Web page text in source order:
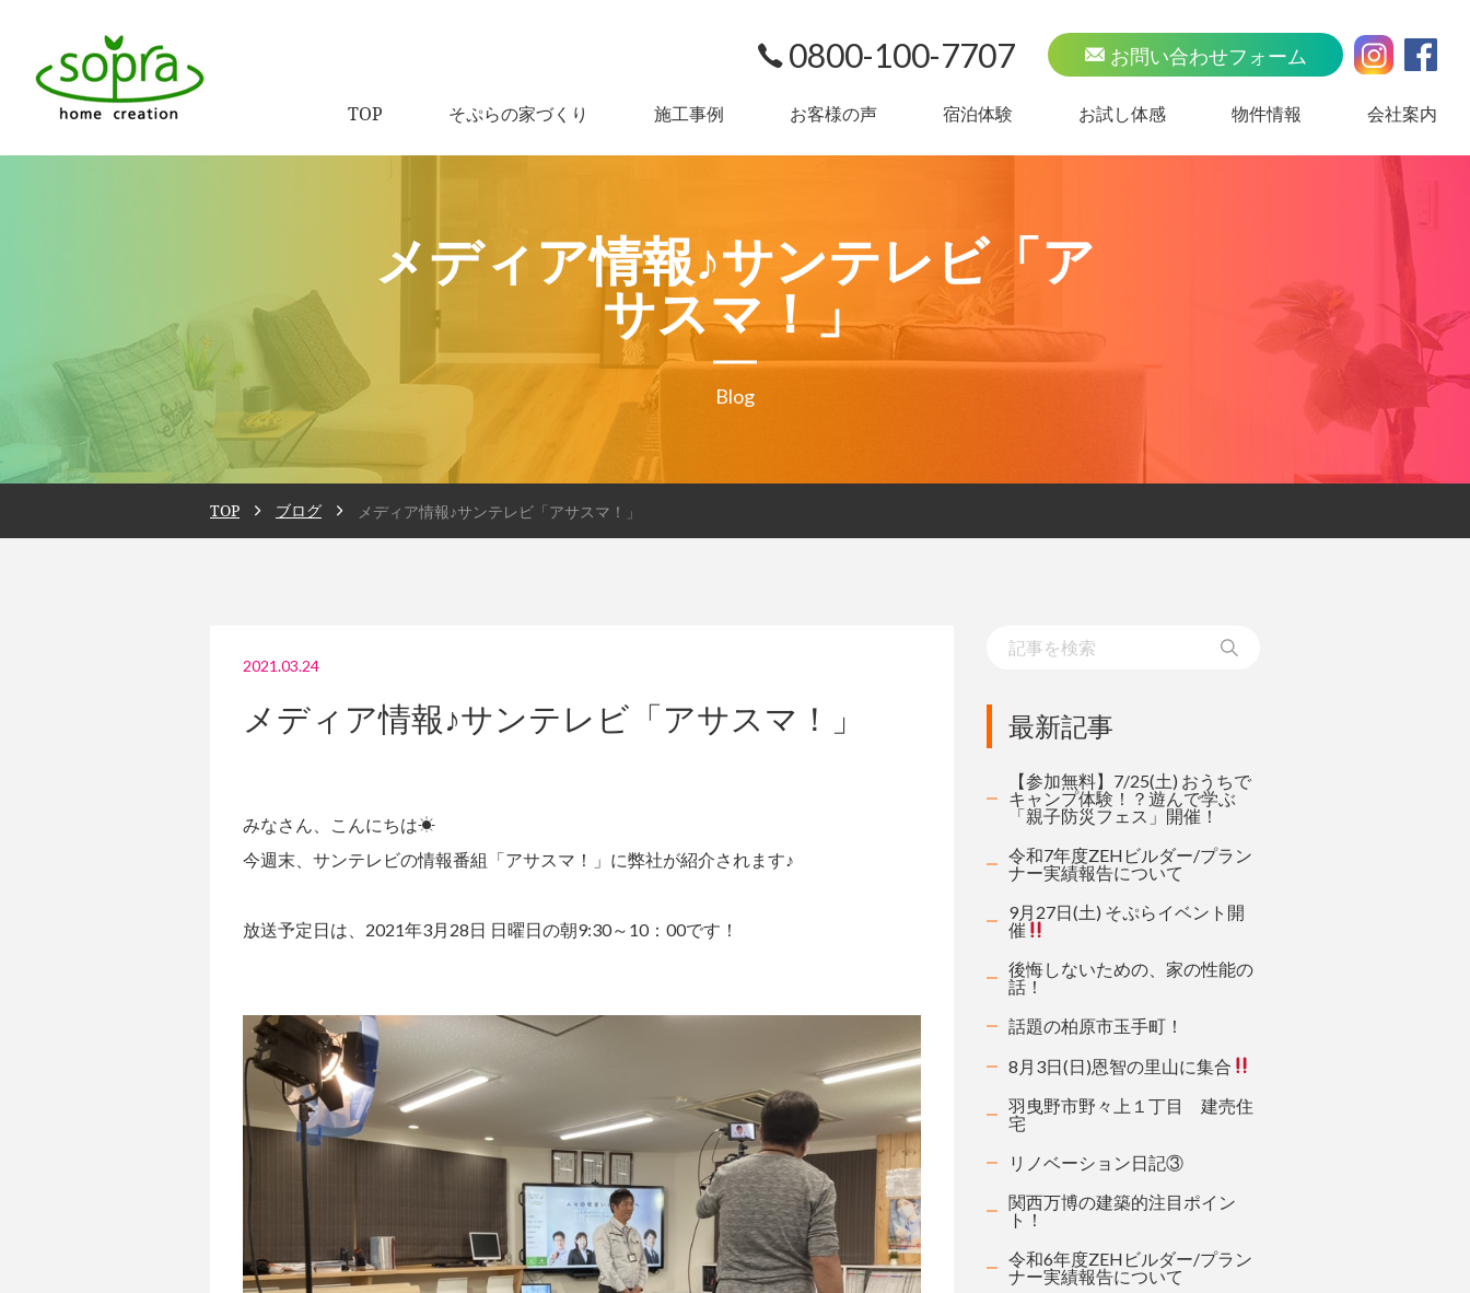
0800-100-7707 お問い合わせフォーム
TOP そぷらの家づくり 施工事例 お客様の声 宿泊体験 お試し体感 物件情報 会社案内
メディア情報♪サンテレビ「ア
サスマ！」
Blog
TOP ブログ メディア情報♪サンテレビ「アサスマ！」
2021.03.24
メディア情報♪サンテレビ「アサスマ！」
みなさん、こんにちは☀
今週末、サンテレビの情報番組「アサスマ！」に弊社が紹介されます♪
放送予定日は、2021年3月28日 日曜日の朝9:30～10：00です！
最新記事
【参加無料】7/25(土) おうちで
キャンプ体験！？遊んで学ぶ
「親子防災フェス」開催！
令和7年度ZEHビルダー/プラン
ナー実績報告について
9月27日(土) そぷらイベント開
催
後悔しないための、家の性能の
話！
話題の柏原市玉手町！
8月3日(日)恩智の里山に集合
羽曳野市野々上１丁目 建売住
宅
リノベーション日記③
関西万博の建築的注目ポイン
ト！
令和6年度ZEHビルダー/プラン
ナー実績報告について